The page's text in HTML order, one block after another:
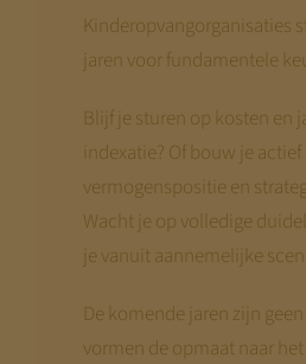
Kinderopvangorganisaties
jaren voor fundamentele
Blijf je sturen op kosten en
indexatie? Of bouw je actief
vermogenspositie en
Wacht je op volledige
je vanuit aannemelijke
De komende jaren zijn
vormen de opmaat naar